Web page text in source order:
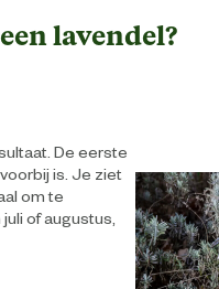
lavendel?
De eerste
is. Je ziet
om te
of augustus,